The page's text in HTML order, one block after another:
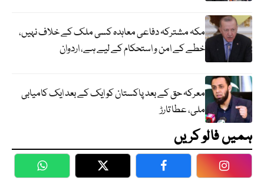
مکہ مشترکہ دفاعی معاہدہ کسی ملک کے خلاف نہیں،
خطے کے امن و استحکام کے لیے ہے، اردوان
معرکہ حق کے بعد پاکستان کو ایک کے بعد ایک کامیابی
ملی، عطا تارڑ
ہمیں فالو کریں
WhatsApp Twitter Facebook